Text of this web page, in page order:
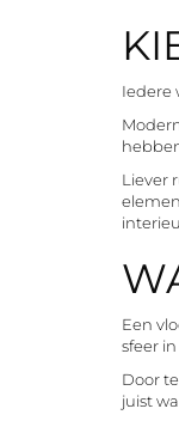
Iedere
Liever
Een
sfeer
Door
juist